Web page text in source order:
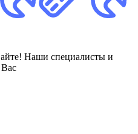
Наши специалисты и